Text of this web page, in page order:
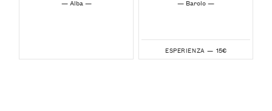
— Alba — — Barolo —
ESPERIENZA — 15€